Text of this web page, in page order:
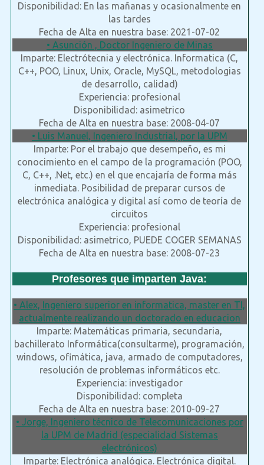
Disponibilidad: En las mañanas y ocasionalmente en
las tardes
Fecha de Alta en nuestra base: 2021-07-02
• Asunción , Doctor Ingeniero de Minas
Imparte: Electrótecnia y electrónica. Informatica (C,
C++, POO, Linux, Unix, Oracle, MySQL, metodologias
de desarrollo, calidad)
Experiencia: profesional
Disponibilidad: asimetrico
Fecha de Alta en nuestra base: 2008-04-07
• Luis Manuel, Ingeniero Industrial, por la UPM
Imparte: Por el trabajo que desempeño, es mi
conocimiento en el campo de la programación (POO,
C, C++, .Net, etc.) en el que encajaría de forma más
inmediata. Posibilidad de preparar cursos de
electrónica analógica y digital así como de teoría de
circuitos
Experiencia: profesional
Disponibilidad: asimetrico, PUEDE COGER SEMANAS
Fecha de Alta en nuestra base: 2008-07-23
Profesores que imparten Java:
• Alex, Ingeniero superior en informatica, master en TI,
actualmente realizando un doctorado en educacion
Imparte: Matemáticas primaria, secundaria,
bachillerato Informática(consultarme), programación,
windows, ofimática, java, armado de computadores,
resolución de problemas informáticos etc.
Experiencia: investigador
Disponibilidad: completa
Fecha de Alta en nuestra base: 2010-09-27
• Jorge, Ingeniero técnico de Telecomunicaciones por
la UPM de Madrid (especialidad Sistemas
electrónicos)
Imparte: Electrónica analógica. Electrónica digital.